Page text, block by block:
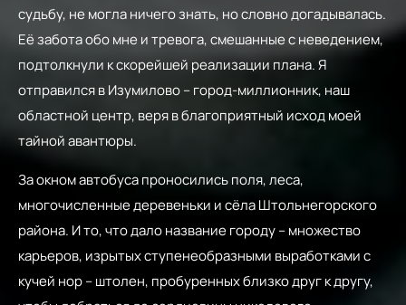
судьбу, не могла ничего знать, но словно догадывалась.
Её забота обо мне и тревога, смешанные с неведением,
подтолкнули к скорейшей реализации плана. Я
отправился в Изумилово – город-миллионник, наш
областной центр, веря в благоприятный исход моей
тайной авантюры.
За окном автобуса проносились поля, леса,
многочисленные деревеньки и сёла Штольнегорского
района. И то, что дало название городу – множество
карьеров, изрытых ступенеобразными выработками с
кучей нор – штолен, пробуренных близко друг к другу,